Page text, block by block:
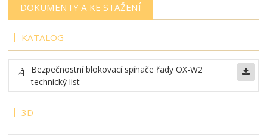
DOKUMENTY A KE STAŽENÍ
KATALOG
Bezpečnostní blokovací spínače řady OX-W2
technický list
3D